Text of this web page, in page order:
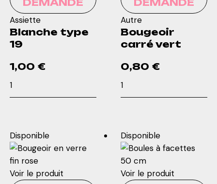
DEMANDE
Assiette
Blanche type
19
1,00 €
19
DEMANDE
Autre
Bougeoir
carré vert
0,80 €
vert
Disponible
Voir le produit
Disponible
Voir le produit